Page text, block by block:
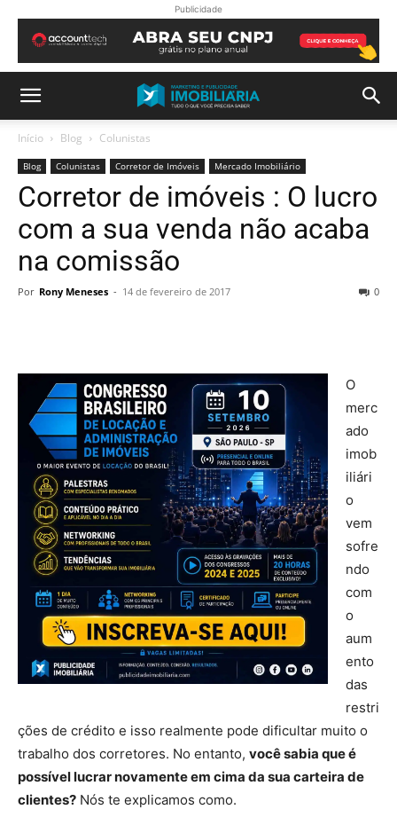
Publicidade
Início Blog Colunistas
Blog Colunistas Corretor de Imóveis Mercado Imobiliário
Corretor de imóveis : O lucro
com a sua venda não acaba
na comissão
Por Rony Meneses - 14 de fevereiro de 2017 0
O
merc
ado
imob
iliári
o
vem
sofre
ndo
com
o
aum
ento
das
restri
ções de crédito e isso realmente pode dificultar muito o
trabalho dos corretores. No entanto, você sabia que é
possível lucrar novamente em cima da sua carteira de
clientes? Nós te explicamos como.